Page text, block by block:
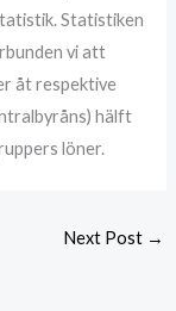
Statistiken
vi att
åt respektive
hälft
löner.
Next Post →